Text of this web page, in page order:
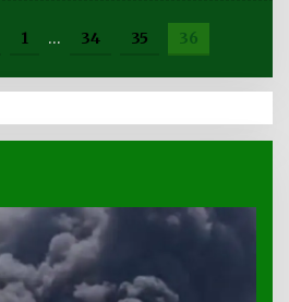
1 … 34 35 36